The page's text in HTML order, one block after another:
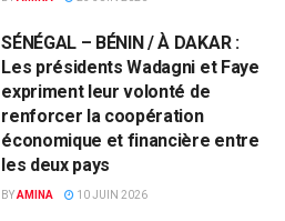
SÉNÉGAL – BÉNIN / À DAKAR :
Les présidents Wadagni et Faye
expriment leur volonté de
renforcer la coopération
économique et financière entre
les deux pays
BYAMINA 10 JUIN 2026